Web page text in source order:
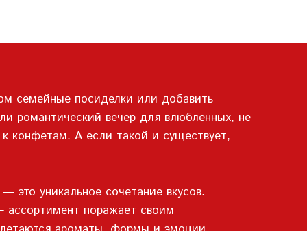
семейные посиделки или добавить
романтический вечер для влюбленных, не
конфетам. А если такой и существует,
уникальное сочетание вкусов.
поражает своим